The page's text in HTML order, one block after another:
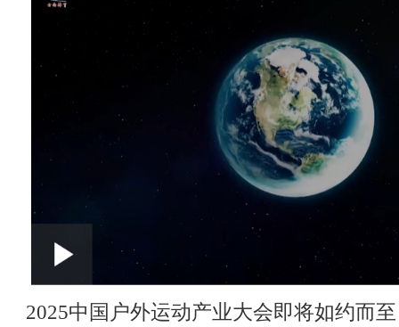
2025中国户外运动产业大会即将如约而